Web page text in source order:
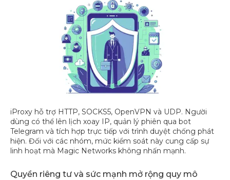
iProxy hỗ trợ HTTP, SOCKS5, OpenVPN và UDP. Người
dùng có thể lên lịch xoay IP, quản lý phiên qua bot
Telegram và tích hợp trực tiếp với trình duyệt chống phát
hiện. Đối với các nhóm, mức kiểm soát này cung cấp sự
linh hoạt mà Magic Networks không nhấn mạnh.
Quyền riêng tư và sức mạnh mở rộng quy mô